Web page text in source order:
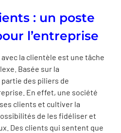
: un poste
l’entreprise
la clientèle est une tâche
Basée sur la
des piliers de
En effet, une société
clients et cultiver la
de les fidéliser et
Des clients qui sentent que